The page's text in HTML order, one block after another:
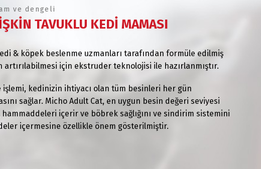
ve dengeli
TAVUKLU KEDİ MAMASI
& köpek beslenme uzmanları tarafından formüle edilmiş
için ekstruder teknolojisi ile hazırlanmıştır.
işlemi, kedinizin ihtiyacı olan tüm besinleri her gün
sağlar. Micho Adult Cat, en uygun besin değeri seviyesi
içerir ve böbrek sağlığını ve sindirim sistemini
içermesine özellikle önem gösterilmiştir.